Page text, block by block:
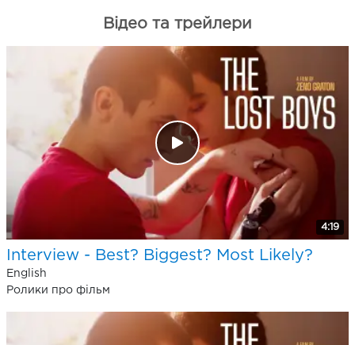
Відео та трейлери
4:19
Interview - Best? Biggest? Most Likely?
English
Ролики про фільм